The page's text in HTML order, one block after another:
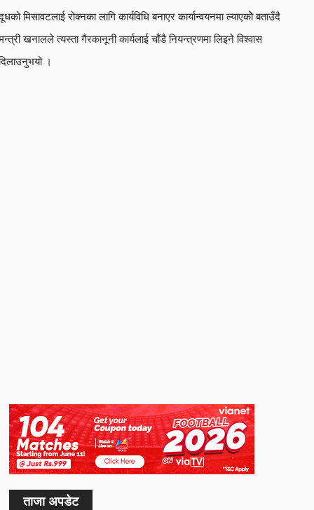
मिसावटलाई रोक्नका लागि कार्यविधि बनाएर कार्यान्वयनमा ल्याएकोे बताउँदै
खनालले त्यस्ता गैरकानूनी कार्यलाई चाँडै नियन्त्रणमा लिइने विश्वास
।
ताजा अपडेट